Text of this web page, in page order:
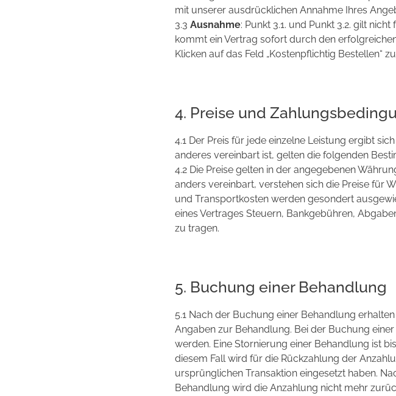
mit unserer ausdrücklichen Annahme Ihres
3.3 Ausnahme: Punkt 3.1. und Punkt 3.2. gilt
kommt ein Vertrag sofort durch den
Klicken auf das Feld „Kostenpflichtig Bestellen“
4. Preise und
4.1 Der Preis für jede einzelne Leistung ergibt
anderes vereinbart ist, gelten die folgenden
4.2 Die Preise gelten in der angegebenen
anders vereinbart, verstehen sich die Preise für
und Transportkosten werden gesondert
eines Vertrages Steuern, Bankgebühren,
zu tragen.
5. Buchung einer Behandlung
5.1 Nach der Buchung einer Behandlung
Angaben zur Behandlung. Bei der Buchung
werden. Eine Stornierung einer Behandlung ist
diesem Fall wird für die Rückzahlung der
ursprünglichen Transaktion eingesetzt haben.
Behandlung wird die Anzahlung nicht mehr